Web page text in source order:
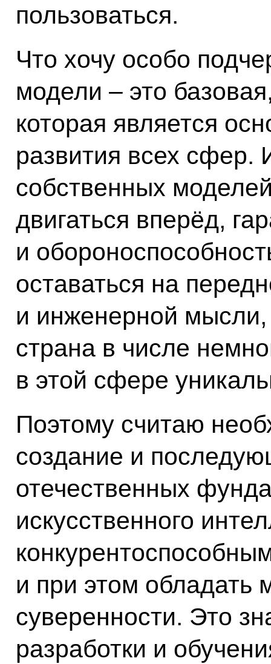
пользоваться.
Что хочу особо
модели – это
которая является
развития всех сфер.
собственных
двигаться вперёд,
и
оставаться на
и инженерной
страна в числе
в этой сфере
Поэтому считаю
создание и
отечественных
искусственного
и при этом
суверенности. Это
разработки и